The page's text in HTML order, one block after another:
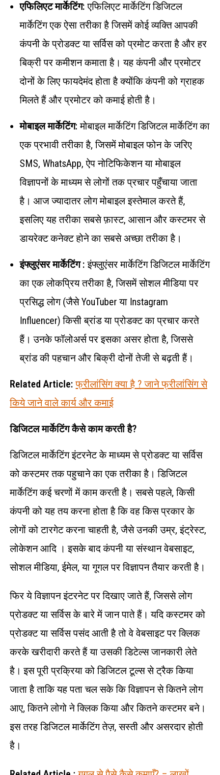
एफिलिएट मार्केटिंग:एफिलिएट मार्केटिंग डिजिटल
मार्केटिंग एक ऐसा तरीका है जिसमें कोई व्यक्ति आपकी
कंपनी के प्रोडक्ट या सर्विस को प्रमोट करता है और हर
बिक्री पर कमीशन कमाता है। यह कंपनी और प्रमोटर
दोनों के लिए फायदेमंद होता है क्योंकि कंपनी को ग्राहक
मिलते हैं और प्रमोटर को कमाई होती है।
मोबाइल मार्केटिंग:मोबाइल मार्केटिंग डिजिटल मार्केटिंग का
एक प्रभावी तरीका है, जिसमें मोबाइल फोन के जरिए
SMS, WhatsApp, ऐप नोटिफिकेशन या मोबाइल
विज्ञापनों के माध्यम से लोगों तक प्रचार पहुँचाया जाता
है। आज ज्यादातर लोग मोबाइल इस्तेमाल करते हैं,
इसलिए यह तरीका सबसे फ़ास्ट, आसान और कस्टमर से
डायरेक्ट कनेक्ट होने का सबसे अच्छा तरीका है।
इंफ्लुएंसर मार्केटिंग : इंफ्लुएंसर मार्केटिंग डिजिटल मार्केटिंग
का एक लोकप्रिय तरीका है, जिसमें सोशल मीडिया पर
प्रसिद्ध लोग (जैसे YouTuber या Instagram
Influencer) किसी ब्रांड या प्रोडक्ट का प्रचार करते
हैं। उनके फॉलोअर्स पर इसका असर होता है, जिससे
ब्रांड की पहचान और बिक्री दोनों तेजी से बढ़ती हैं।
Related Article: फ्रीलांसिंग क्या है ? जाने फ्रीलांसिंग से
किये जाने वाले कार्य और कमाई
डिजिटल मार्केटिंग कैसे काम करती है?
डिजिटल मार्केटिंग इंटरनेट के माध्यम से प्रोडक्ट या सर्विस
को कस्टमर तक पहुचाने का एक तरीका है। डिजिटल
मार्केटिंग कई चरणों में काम करती है। सबसे पहले, किसी
कंपनी को यह तय करना होता है कि वह किस प्रकार के
लोगों को टारगेट करना चाहती है, जैसे उनकी उम्र, इंट्रेस्ट,
लोकेशन आदि । इसके बाद कंपनी या संस्थान वेबसाइट,
सोशल मीडिया, ईमेल, या गूगल पर विज्ञापन तैयार करती है।
फिर ये विज्ञापन इंटरनेट पर दिखाए जाते हैं, जिससे लोग
प्रोडक्ट या सर्विस के बारे में जान पाते हैं। यदि कस्टमर को
प्रोडक्ट या सर्विस पसंद आती है तो वे वेबसाइट पर क्लिक
करके खरीदारी करते हैं या उसकी डिटेल्स जानकारी लेते
है। इस पूरी प्रक्रिया को डिजिटल टूल्स से ट्रैक किया
जाता है ताकि यह पता चल सके कि विज्ञापन से कितने लोग
आए, कितने लोगो ने क्लिक किया और कितने कस्टमर बने।
इस तरह डिजिटल मार्केटिंग तेज़, सस्ती और असरदार होती
है।